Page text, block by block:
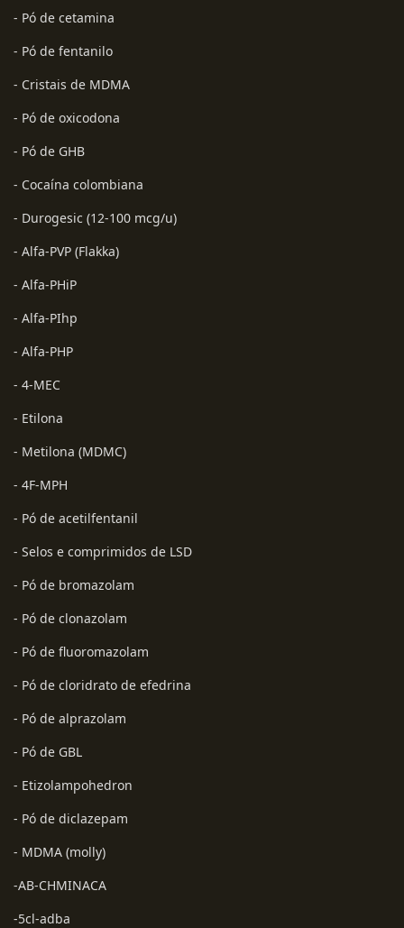
- Pó de cetamina
- Pó de fentanilo
- Cristais de MDMA
- Pó de oxicodona
- Pó de GHB
- Cocaína colombiana
- Durogesic (12-100 mcg/u)
- Alfa-PVP (Flakka)
- Alfa-PHiP
- Alfa-PIhp
- Alfa-PHP
- 4-MEC
- Etilona
- Metilona (MDMC)
- 4F-MPH
- Pó de acetilfentanil
- Selos e comprimidos de LSD
- Pó de bromazolam
- Pó de clonazolam
- Pó de fluoromazolam
- Pó de cloridrato de efedrina
- Pó de alprazolam
- Pó de GBL
- Etizolampohedron
- Pó de diclazepam
- MDMA (molly)
-AB-CHMINACA
-5cl-adba